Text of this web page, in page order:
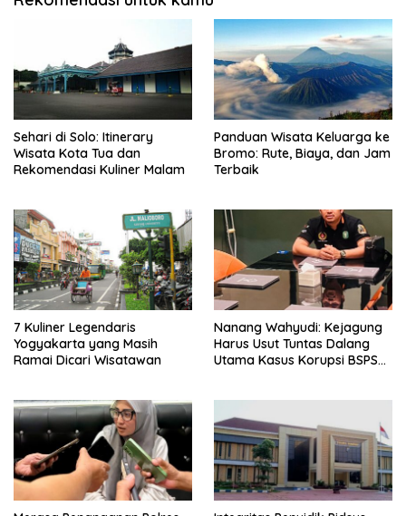
Sehari di Solo: Itinerary
Wisata Kota Tua dan
Rekomendasi Kuliner Malam
Panduan Wisata Keluarga ke
Bromo: Rute, Biaya, dan Jam
Terbaik
7 Kuliner Legendaris
Yogyakarta yang Masih
Ramai Dicari Wisatawan
Nanang Wahyudi: Kejagung
Harus Usut Tuntas Dalang
Utama Kasus Korupsi BSPS